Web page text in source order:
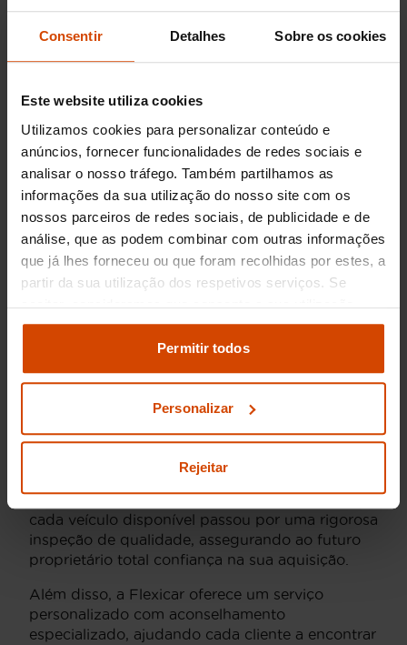
Consentir Detalhes Sobre os cookies
Este website utiliza cookies
Utilizamos cookies para personalizar conteúdo e
anúncios, fornecer funcionalidades de redes sociais e
analisar o nosso tráfego. Também partilhamos as
informações da sua utilização do nosso site com os
nossos parceiros de redes sociais, de publicidade e de
análise, que as podem combinar com outras informações
que já lhes forneceu ou que foram recolhidas por estes, a
partir da sua utilização dos respetivos serviços. Se
aceitar, consideramos que consente a sua utilização.
Pode modificar as suas opções de consentimento e
definições de cookies
definições e saber mais na nossapolítica de
Permitir todos
Personalizar
Rejeitar
O Hyundai i20 é uma escolha popular entre os
consumidores que procuram um carro
mercado de carros usados oferece uma ampla
adquirir um Hyundai i20. O preço de um
Hyundai i20 em segunda mão pode variar
dependendo do ano de fabricação,
quilometragem e estado geral do veículo. Em
média, os preços dos Hyundai i20 usados em
Setúbal situam-se entre os 10.000€ e os 15.000€,
oferecendo uma excelente relação
qualidade/preço para quem procura um carro
Porque comprar um Hyundai
i20 usado em Setúbal com a
Comprar um Hyundai i20 usado em Setúbal
através da Flexicar é uma decisão inteligente por
várias razões. Primeiro, a Flexicar possui uma
extensa experiência no mercado, garantindo que
cada veículo disponível passou por uma rigorosa
inspeção de qualidade, assegurando ao futuro
proprietário total confiança na sua aquisição.
Além disso, a Flexicar oferece um serviço
personalizado com aconselhamento
especializado, ajudando cada cliente a encontrar